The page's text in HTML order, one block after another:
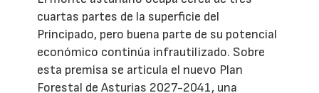
cuartas partes de la superficie del
Principado, pero buena parte de su potencial
económico continúa infrautilizado. Sobre
esta premisa se articula el nuevo Plan
Forestal de Asturias 2027-2041, una